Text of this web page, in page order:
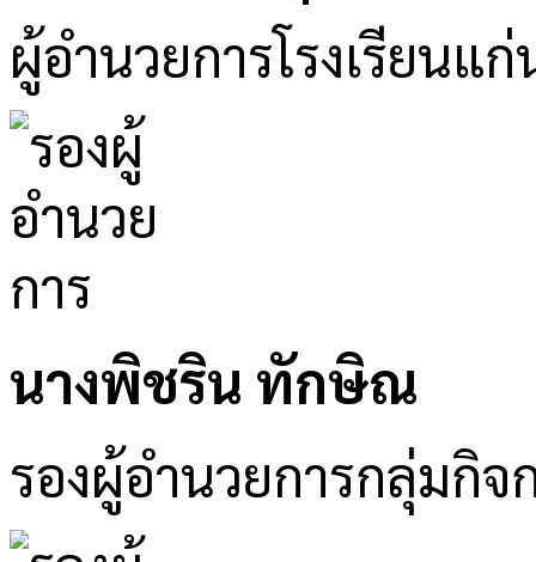
ผู้อำนวยการโรงเรียนแ
นางพิชริน ทักษิณ
รองผู้อำนวยการกลุ่มกิจ